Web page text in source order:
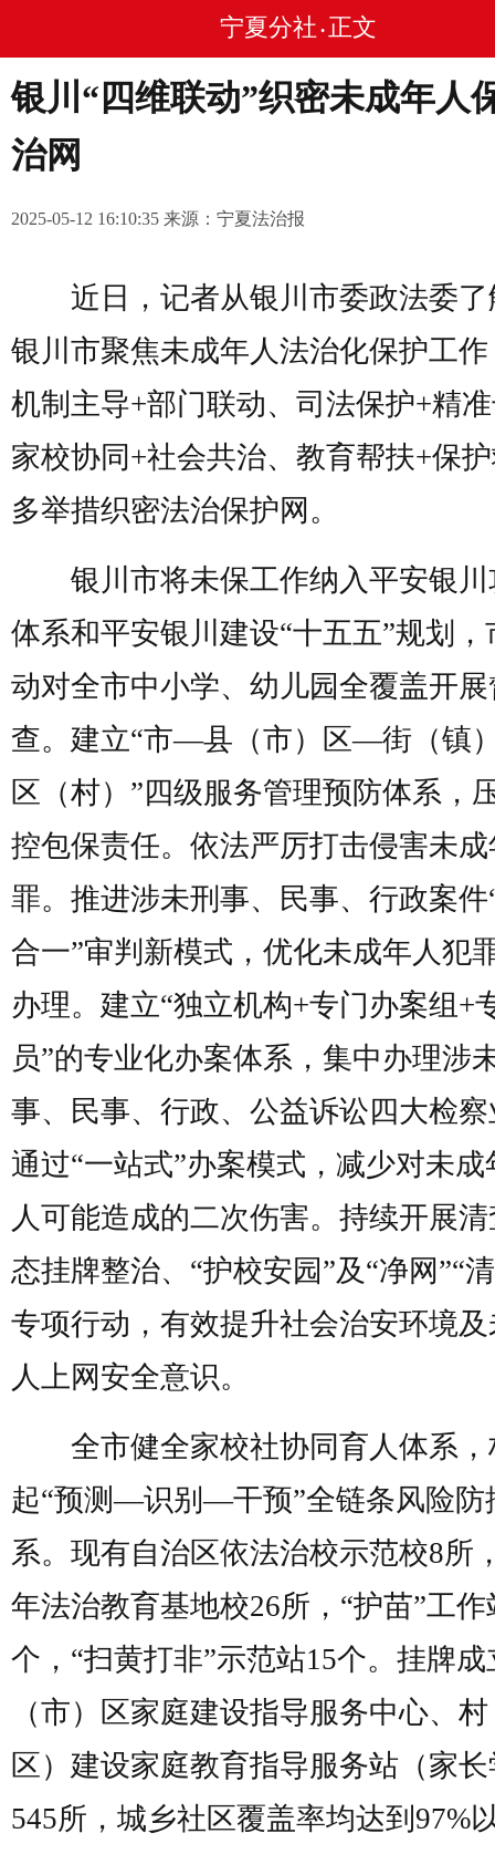
宁夏分社 • 正文
银川“四维联动”织密未成年人
治网
2025-05-12 16:10:35 来源：宁夏法治报
近日，记者从银川市委政法委了
银川市聚焦未成年人法治化保护工
机制主导+部门联动、司法保护+精
家校协同+社会共治、教育帮扶+保
多举措织密法治保护网。
银川市将未保工作纳入平安银川
体系和平安银川建设“十五五”规划，
动对全市中小学、幼儿园全覆盖开
查。建立“市—县（市）区—街（镇
区（村）”四级服务管理预防体系，
控包保责任。依法严厉打击侵害未
罪。推进涉未刑事、民事、行政案件
合一”审判新模式，优化未成年人犯
办理。建立“独立机构+专门办案组+
员”的专业化办案体系，集中办理涉
事、民事、行政、公益诉讼四大检
通过“一站式”办案模式，减少对未成
人可能造成的二次伤害。持续开展
态挂牌整治、“护校安园”及“净网”“
专项行动，有效提升社会治安环境
人上网安全意识。
全市健全家校社协同育人体系，
起“预测—识别—干预”全链条风险防
系。现有自治区依法治校示范校8所
年法治教育基地校26所，“护苗”工作
个，“扫黄打非”示范站15个。挂牌成
（市）区家庭建设指导服务中心、
区）建设家庭教育指导服务站（家
545所，城乡社区覆盖率均达到97%